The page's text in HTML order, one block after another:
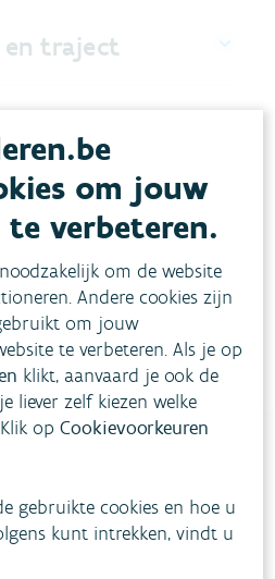
en traject
te
om jouw
verbeteren.
om de website
Andere cookies zijn
om jouw
te verbeteren. Als je op
klikt, aanvaard je ook de
liever zelf kiezen welke
opCookievoorkeuren
gebruikte cookies en hoe u
kunt intrekken, vindt u